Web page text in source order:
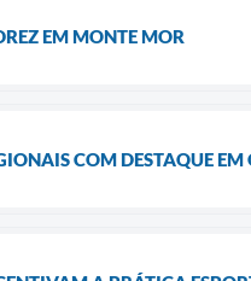
EM MONTE MOR
COM DESTAQUE